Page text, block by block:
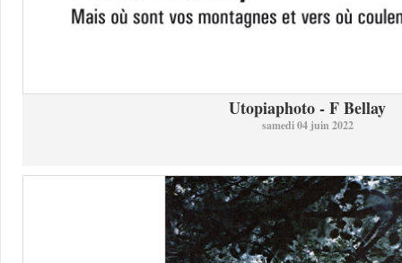
Utopiaphoto - F Bellay
samedi 04 juin 2022